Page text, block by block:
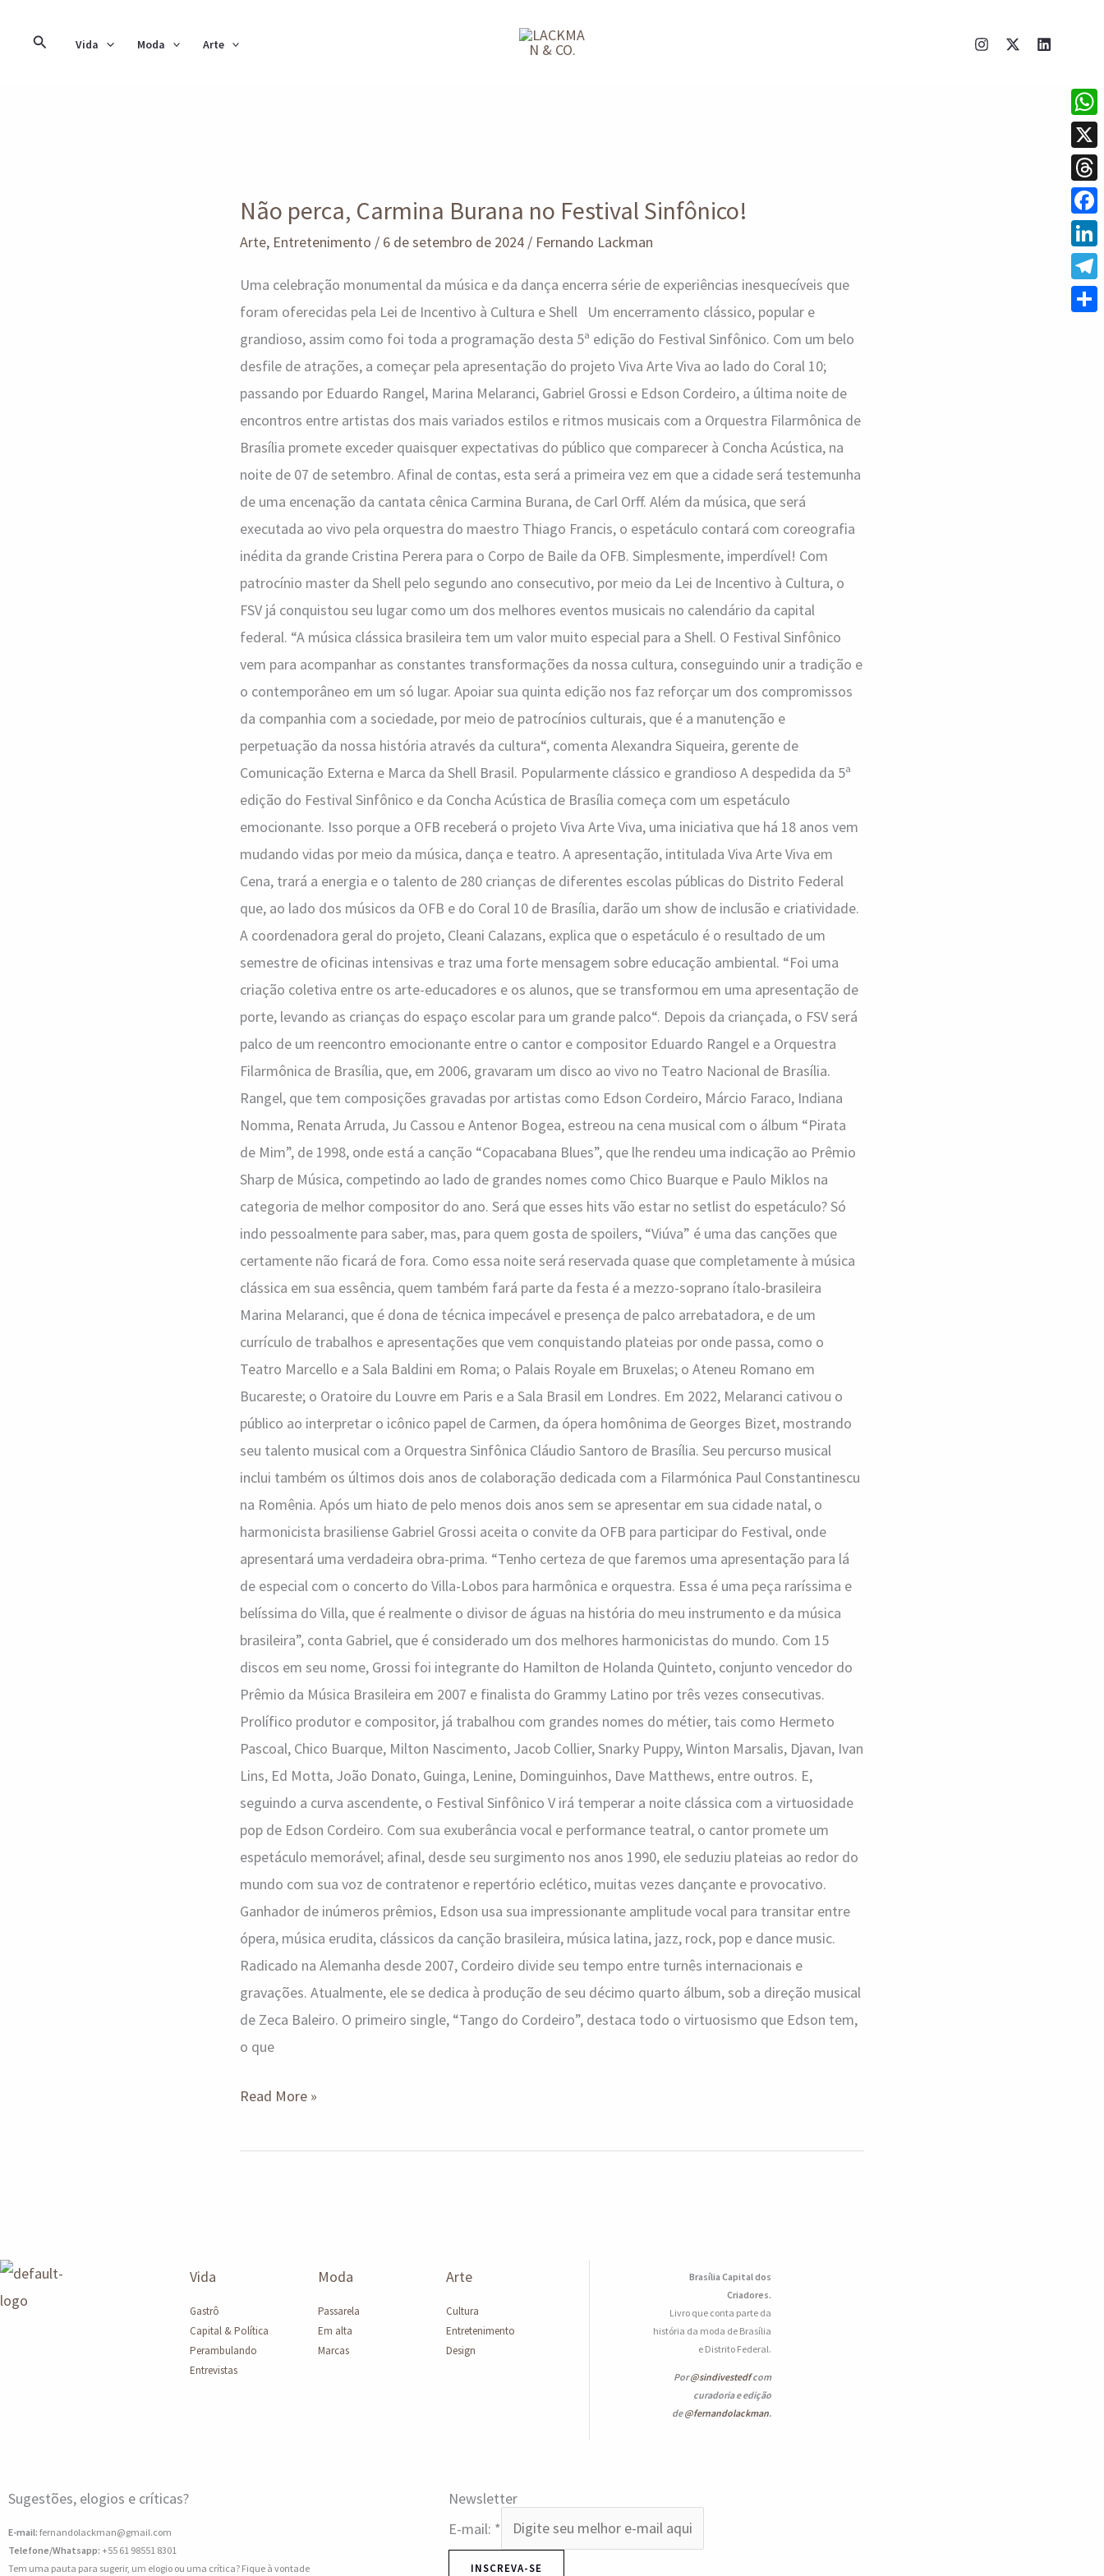
Pesquisar
Vida Moda Arte
Não perca, Carmina Burana no Festival Sinfônico!
Arte, Entretenimento / 6 de setembro de 2024 / Fernando Lackman
Uma celebração monumental da música e da dança encerra série de experiências inesquecíveis que
foram oferecidas pela Lei de Incentivo à Cultura e Shell Um encerramento clássico, popular e
grandioso, assim como foi toda a programação desta 5ª edição do Festival Sinfônico. Com um belo
desfile de atrações, a começar pela apresentação do projeto Viva Arte Viva ao lado do Coral 10;
passando por Eduardo Rangel, Marina Melaranci, Gabriel Grossi e Edson Cordeiro, a última noite de
encontros entre artistas dos mais variados estilos e ritmos musicais com a Orquestra Filarmônica de
Brasília promete exceder quaisquer expectativas do público que comparecer à Concha Acústica, na
noite de 07 de setembro. Afinal de contas, esta será a primeira vez em que a cidade será testemunha
de uma encenação da cantata cênica Carmina Burana, de Carl Orff. Além da música, que será
executada ao vivo pela orquestra do maestro Thiago Francis, o espetáculo contará com coreografia
inédita da grande Cristina Perera para o Corpo de Baile da OFB. Simplesmente, imperdível! Com
patrocínio master da Shell pelo segundo ano consecutivo, por meio da Lei de Incentivo à Cultura, o
FSV já conquistou seu lugar como um dos melhores eventos musicais no calendário da capital
federal. “A música clássica brasileira tem um valor muito especial para a Shell. O Festival Sinfônico
vem para acompanhar as constantes transformações da nossa cultura, conseguindo unir a tradição e
o contemporâneo em um só lugar. Apoiar sua quinta edição nos faz reforçar um dos compromissos
da companhia com a sociedade, por meio de patrocínios culturais, que é a manutenção e
perpetuação da nossa história através da cultura“, comenta Alexandra Siqueira, gerente de
Comunicação Externa e Marca da Shell Brasil. Popularmente clássico e grandioso A despedida da 5ª
edição do Festival Sinfônico e da Concha Acústica de Brasília começa com um espetáculo
emocionante. Isso porque a OFB receberá o projeto Viva Arte Viva, uma iniciativa que há 18 anos vem
mudando vidas por meio da música, dança e teatro. A apresentação, intitulada Viva Arte Viva em
Cena, trará a energia e o talento de 280 crianças de diferentes escolas públicas do Distrito Federal
que, ao lado dos músicos da OFB e do Coral 10 de Brasília, darão um show de inclusão e criatividade.
A coordenadora geral do projeto, Cleani Calazans, explica que o espetáculo é o resultado de um
semestre de oficinas intensivas e traz uma forte mensagem sobre educação ambiental. “Foi uma
criação coletiva entre os arte-educadores e os alunos, que se transformou em uma apresentação de
porte, levando as crianças do espaço escolar para um grande palco“. Depois da criançada, o FSV será
palco de um reencontro emocionante entre o cantor e compositor Eduardo Rangel e a Orquestra
Filarmônica de Brasília, que, em 2006, gravaram um disco ao vivo no Teatro Nacional de Brasília.
Rangel, que tem composições gravadas por artistas como Edson Cordeiro, Márcio Faraco, Indiana
Nomma, Renata Arruda, Ju Cassou e Antenor Bogea, estreou na cena musical com o álbum “Pirata
de Mim”, de 1998, onde está a canção “Copacabana Blues”, que lhe rendeu uma indicação ao Prêmio
Sharp de Música, competindo ao lado de grandes nomes como Chico Buarque e Paulo Miklos na
categoria de melhor compositor do ano. Será que esses hits vão estar no setlist do espetáculo? Só
indo pessoalmente para saber, mas, para quem gosta de spoilers, “Viúva” é uma das canções que
certamente não ficará de fora. Como essa noite será reservada quase que completamente à música
clássica em sua essência, quem também fará parte da festa é a mezzo-soprano ítalo-brasileira
Marina Melaranci, que é dona de técnica impecável e presença de palco arrebatadora, e de um
currículo de trabalhos e apresentações que vem conquistando plateias por onde passa, como o
Teatro Marcello e a Sala Baldini em Roma; o Palais Royale em Bruxelas; o Ateneu Romano em
Bucareste; o Oratoire du Louvre em Paris e a Sala Brasil em Londres. Em 2022, Melaranci cativou o
público ao interpretar o icônico papel de Carmen, da ópera homônima de Georges Bizet, mostrando
seu talento musical com a Orquestra Sinfônica Cláudio Santoro de Brasília. Seu percurso musical
inclui também os últimos dois anos de colaboração dedicada com a Filarmónica Paul Constantinescu
na Romênia. Após um hiato de pelo menos dois anos sem se apresentar em sua cidade natal, o
harmonicista brasiliense Gabriel Grossi aceita o convite da OFB para participar do Festival, onde
apresentará uma verdadeira obra-prima. “Tenho certeza de que faremos uma apresentação para lá
de especial com o concerto do Villa-Lobos para harmônica e orquestra. Essa é uma peça raríssima e
belíssima do Villa, que é realmente o divisor de águas na história do meu instrumento e da música
brasileira”, conta Gabriel, que é considerado um dos melhores harmonicistas do mundo. Com 15
discos em seu nome, Grossi foi integrante do Hamilton de Holanda Quinteto, conjunto vencedor do
Prêmio da Música Brasileira em 2007 e finalista do Grammy Latino por três vezes consecutivas.
Prolífico produtor e compositor, já trabalhou com grandes nomes do métier, tais como Hermeto
Pascoal, Chico Buarque, Milton Nascimento, Jacob Collier, Snarky Puppy, Winton Marsalis, Djavan, Ivan
Lins, Ed Motta, João Donato, Guinga, Lenine, Dominguinhos, Dave Matthews, entre outros. E,
seguindo a curva ascendente, o Festival Sinfônico V irá temperar a noite clássica com a virtuosidade
pop de Edson Cordeiro. Com sua exuberância vocal e performance teatral, o cantor promete um
espetáculo memorável; afinal, desde seu surgimento nos anos 1990, ele seduziu plateias ao redor do
mundo com sua voz de contratenor e repertório eclético, muitas vezes dançante e provocativo.
Ganhador de inúmeros prêmios, Edson usa sua impressionante amplitude vocal para transitar entre
ópera, música erudita, clássicos da canção brasileira, música latina, jazz, rock, pop e dance music.
Radicado na Alemanha desde 2007, Cordeiro divide seu tempo entre turnês internacionais e
gravações. Atualmente, ele se dedica à produção de seu décimo quarto álbum, sob a direção musical
de Zeca Baleiro. O primeiro single, “Tango do Cordeiro”, destaca todo o virtuosismo que Edson tem,
o que
Carmina
Burana
Festival
Sinfônico!
Read More »
Vida
Gastrô
Capital & Política
Perambulando
Entrevistas
Moda
Passarela
Em alta
Marcas
Arte
Cultura
Entretenimento
Design
Brasília Capital dos
Criadores.
Livro que conta parte da
história da moda de Brasília
e Distrito Federal.
Por@sindivestedfcom
curadoria e edição
de@fernandolackman.
Sugestões, elogios e críticas?
E-mail: fernandolackman@gmail.com
Telefone/Whatsapp: +55 61 98551 8301
Tem uma pauta para sugerir, um elogio ou uma crítica? Fique à vontade
Newsletter
E-mail: *
INSCREVA-SE
X